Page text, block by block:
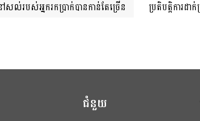
សល់របស់អ្នករកប្រាក់បានកាន់តែច្រើន
ប្រតិបត្តិការដា
ជំនួយ